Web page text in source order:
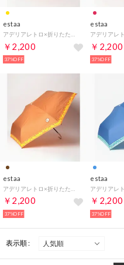
estaa
￥2,200
37%OFF
estaa
￥2,200
37%OFF
estaa
￥2,200
37%OFF
estaa
￥2,200
37%OFF
表示順 :